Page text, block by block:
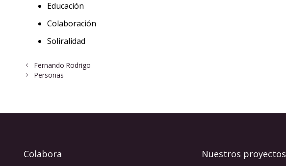
⁠Educación
⁠Colaboración
⁠Soliralidad
Fernando Rodrigo
Personas
Colabora Nuestros proyectos